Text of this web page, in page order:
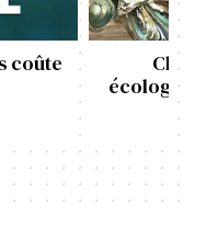
coûte
Choix